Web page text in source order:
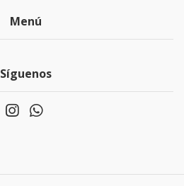
Menú
Síguenos